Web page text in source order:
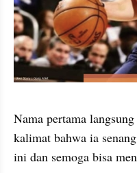
Nama pertama
kalimat bahwa ia
ini dan semoga bisa